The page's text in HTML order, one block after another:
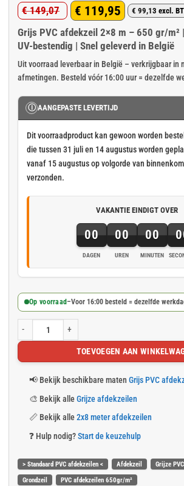
€149,07
Oorspronkelijke
prijs
was:
€ 149,07.
€ 119,95
Huidige
prijs
is:
€ 119,95.
€ 99,13 excl.
Grijs PVC afdekzeil 2×8 m – 650 gr/m²
UV-bestendig | Snel geleverd in België
Uit voorraad leverbaar in België – verkrijgbaar in
afmetingen. Besteld vóór 16:00 uur = dezelfde
Ⓘ AANGEPASTE LEVERTIJD
Dit voorraadproduct kan gewoon worden
die tussen 31 juli en 14 augustus worden
vanaf 15 augustus op volgorde van
verzonden.
VAKANTIE EINDIGT OVER
00
DAGEN
00
UREN
00
MINUTEN
Op voorraad–Voor 16:00 besteld = dezelfde
Grijs PVC afdekzeil 2x8m 650gr/m² aantal
TOEVOEGEN AAN
📢 Bekijk beschikbare maten Grijs PVC
🎨 Bekijk alleGrijze afdekzeilen
📏 Bekijk alle 2x8 meter afdekzeilen
❓ Hulp nodig? Start de keuzehulp
> Standaard PVC afdekzeilen < Afdekzeil
Grijze
Grondzeil
PVC afdekzeilen 650gr/m²